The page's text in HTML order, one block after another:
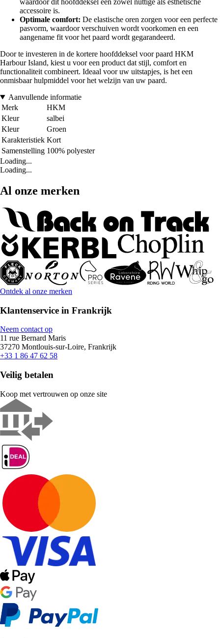
waardoor dit hoofddeksel een zowel nuttige als esthetische
accessoire is.
Optimale comfort: De elastische oren zorgen voor een perfecte
pasvorm, waardoor verschuiven wordt voorkomen en een
aangename fit voor het paard wordt gegarandeerd.
Door te investeren in de kortere hoofddeksel voor paard HKM
Harbour Island, kiest u voor een product dat stijl, comfort en
functionaliteit combineert. Ideaal voor uw uitstapjes, is het een
onmisbaar hulpmiddel voor het welzijn van uw paard.
Aanvullende informatie
Merk
HKM
Kleur
salbei
Kleur
Groen
Karakteristiek Kort
Samenstelling 100% polyester
Loading...
Loading...
Al onze merken
Ontdek al onze merken
Klantenservice in Frankrijk
Neem contact op
11 rue Bernard Maris
37270 Montlouis-sur-Loire, Frankrijk
+33 1 86 47 62 58
Veilig betalen
Koop met vertrouwen op onze site